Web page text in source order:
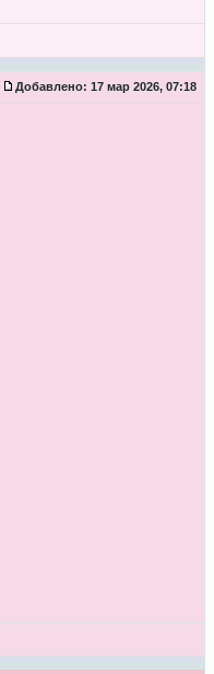
Добавлено: 17 мар 2026, 07:18